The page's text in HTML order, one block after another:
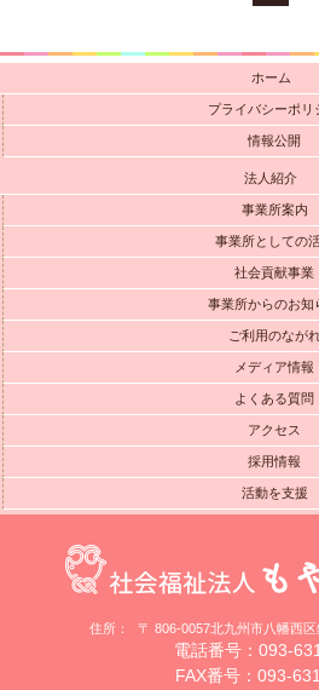
ホーム
プライバシーポリ
情報公開
法人紹介
事業所案内
事業所としての
社会貢献事業
事業所からのお知
ご利用のなが
メディア情報
よくある質問
アクセス
採用情報
活動を支援
住所： 〒 806-0057北九州市八幡西
電話番号：093-
FAX番号：093-